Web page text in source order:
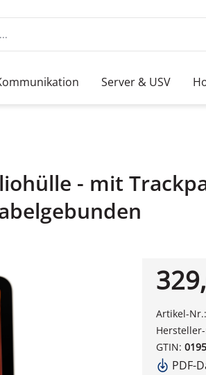
Server & USV
- mit
Artikel-Nr.:
GTIN:
PDF-